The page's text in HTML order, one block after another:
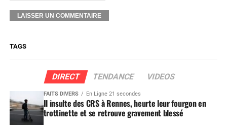
TAGS
DIRECT TENDANCE VIDEOS
FAITS DIVERS En Ligne 21 secondes
Il insulte des CRS à Rennes, heurte leur fourgon en
trottinette et se retrouve gravement blessé